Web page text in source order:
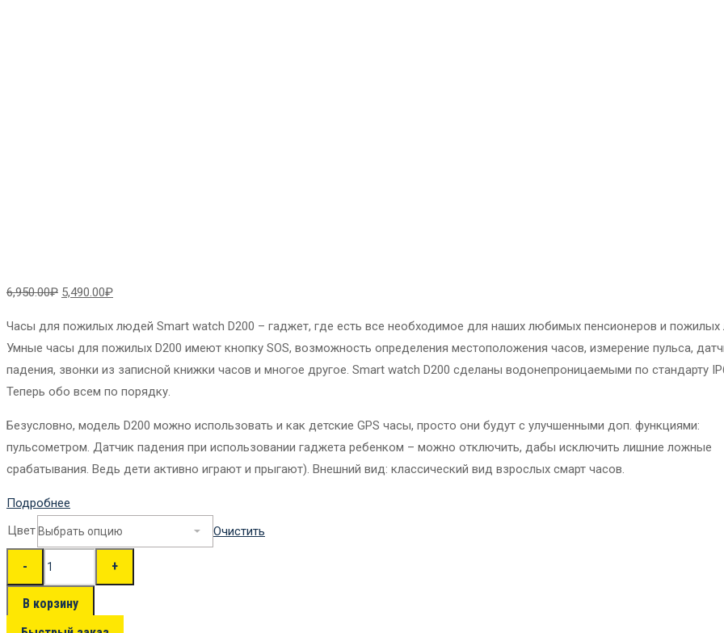
6,950.00₽ 5,490.00₽
Часы для пожилых людей Smart watch D200 – гаджет, где есть все необходимое для наших любимых пенсионеров и
Умные часы для пожилых D200 имеют кнопку SOS, возможность определения местоположения часов, измерение пульса,
падения, звонки из записной книжки часов и многое другое. Smart watch D200 сделаны водонепроницаемыми по стандарту
Теперь обо всем по порядку.
Безусловно, модель D200 можно использовать и как детские GPS часы, просто они будут с улучшенными доп. функциями:
пульсометром. Датчик падения при использовании гаджета ребенком – можно отключить, дабы исключить лишние ложные
срабатывания. Ведь дети активно играют и прыгают). Внешний вид: классический вид взрослых смарт часов.
Подробнее
Цвет
Очистить
В корзину